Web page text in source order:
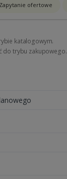
Zapytanie ofertowe
katalogowym.
do trybu zakupowego.